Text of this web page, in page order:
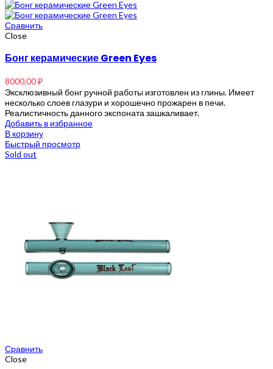
Сравнить
Close
Бонг керамические Green Eyes
8000,00₽
Эксклюзивный бонг ручной работы изготовлен из глины. Имеет
несколько слоев глазури и хорошечно прожарен в печи.
Реалистичность данного экспоната зашкаливает.
Добавить в избранное
В корзину
Быстрый просмотр
Sold out
Сравнить
Close